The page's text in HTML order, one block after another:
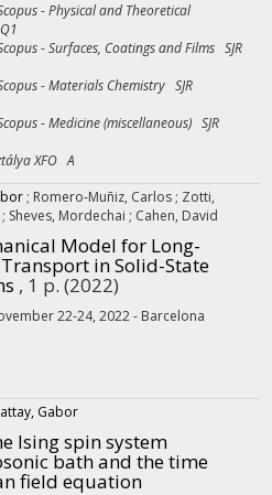
- Physical and Theoretical
- Surfaces, Coatings and Films SJR
- Materials Chemistry SJR
- Medicine (miscellaneous) SJR
XFO A
; Romero-Muñiz, Carlos ; Zotti,
; Sheves, Mordechai ; Cahen, David
Model for Long-
in Solid-State
, 1 p. (2022)
22-24, 2022 - Barcelona
Gabor
Ising spin system
bath and the time
field equation